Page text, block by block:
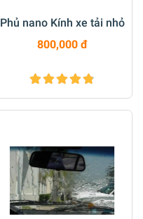
Phủ nano Kính xe tải nhỏ
800,000 đ